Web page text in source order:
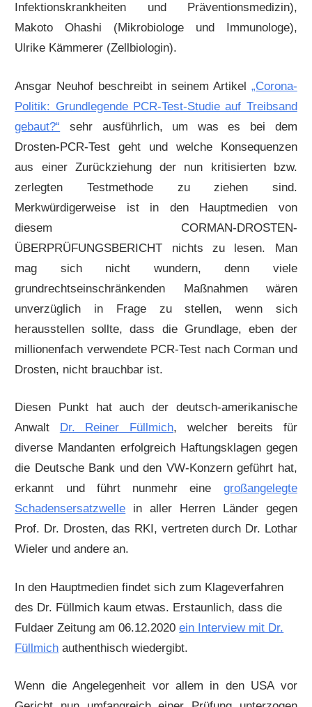
Infektionskrankheiten und Präventionsmedizin),
Makoto Ohashi (Mikrobiologe und Immunologe),
Ulrike Kämmerer (Zellbiologin).
Ansgar Neuhof beschreibt in seinem Artikel „Corona-
Politik: Grundlegende PCR-Test-Studie auf Treibsand
gebaut?“ sehr ausführlich, um was es bei dem
Drosten-PCR-Test geht und welche Konsequenzen
aus einer Zurückziehung der nun kritisierten bzw.
zerlegten Testmethode zu ziehen sind.
Merkwürdigerweise ist in den Hauptmedien von
diesem CORMAN-DROSTEN-
ÜBERPRÜFUNGSBERICHT nichts zu lesen. Man
mag sich nicht wundern, denn viele
grundrechtseinschränkenden Maßnahmen wären
unverzüglich in Frage zu stellen, wenn sich
herausstellen sollte, dass die Grundlage, eben der
millionenfach verwendete PCR-Test nach Corman und
Drosten, nicht brauchbar ist.
Diesen Punkt hat auch der deutsch-amerikanische
Anwalt
Dr. Reiner Füllmich, welcher bereits für
diverse Mandanten erfolgreich Haftungsklagen gegen
die Deutsche Bank und den VW-Konzern geführt hat,
erkannt und führt nunmehr eine großangelegte
Schadensersatzwelle in aller Herren Länder gegen
Prof. Dr. Drosten, das RKI, vertreten durch Dr. Lothar
Wieler und andere an.
In den Hauptmedien findet sich zum Klageverfahren
des Dr. Füllmich kaum etwas. Erstaunlich, dass die
Fuldaer Zeitung am 06.12.2020ein Interview mit Dr.
Füllmich authenthisch wiedergibt.
Wenn die Angelegenheit vor allem in den USA vor